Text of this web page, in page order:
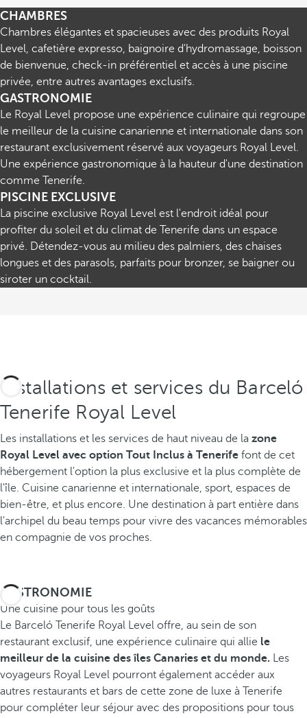
CHAMBRES
Chambres élégantes et spacieuses avec des produits Royal
Level, cafetière expresso, baignoire d'hydromassage, boisson
de bienvenue, check-in préférentiel et accès à une piscine
privée, entre autres avantages exclusifs.
GASTRONOMIE
Le Royal Level propose une expérience culinaire qui regroupe
le meilleur de la cuisine canarienne et internationale dans son
restaurant exclusivement réservé aux voyageurs Royal Level.
Une expérience gastronomique à la hauteur d'une destination
comme Tenerife.
PISCINE EXCLUSIVE
La piscine exclusive Royal Level est l'endroit idéal pour
profiter du soleil et du climat de Tenerife dans un espace
privé. Détendez-vous au milieu des palmiers, des chaises
longues et des parasols, parfaits pour bronzer, se baigner ou
siroter un cocktail.
Installations et services du Barceló
Tenerife Royal Level
Les installations et les services de haut niveau de la zone
Royal Level avec option Tout Inclus à Tenerife font de cet
hébergement l'option la plus exclusive et la plus complète de
l'île. Cuisine canarienne et internationale, sport, espaces de
bien-être, et plus encore. Une destination à part entière dans
l'archipel du beau temps pour vivre des vacances mémorables
en compagnie de vos proches.
GASTRONOMIE
Une cuisine pour tous les goûts
Le Barceló Tenerife Royal Level offre, au sein de son
restaurant exclusif, une expérience culinaire qui allie le
meilleur de la cuisine des îles Canaries et du monde. Les
voyageurs Royal Level pourront également accéder aux
autres restaurants et bars de cette zone de luxe à Tenerife
pour compléter leur séjour avec des propositions pour tous